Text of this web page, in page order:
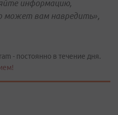
информацию,
может вам навредить»,
- постоянно в течение дня.